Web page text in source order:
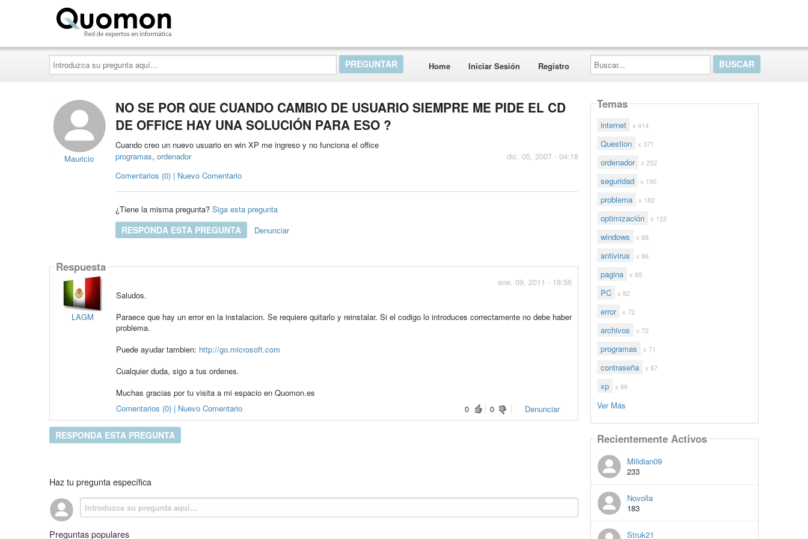
Introduzca
su
pregunta
aquí...
Home Iniciar Sesión Registro
Buscar...
Mauricio
NO SE POR QUE CUANDO CAMBIO DE USUARIO SIEMPRE ME PIDE EL CD
DE OFFICE HAY UNA SOLUCIÓN PARA ESO ?
Cuando creo un nuevo usuario en win XP me ingreso y no funciona el office
dic. 05, 2007 - 04:18
programas, ordenador
Comentarios (0) | Nuevo Comentario
¿Tiene la misma pregunta? Siga esta pregunta
RESPONDA ESTA PREGUNTA Denunciar
Respuesta
LAGM
ene. 09, 2011 - 18:56
Saludos.
Paraece que hay un error en la instalacion. Se requiere quitarlo y reinstalar. Si el codigo lo introduces correctamente no debe haber
problema.
Puede ayudar tambien: http://go.microsoft.com
Cualquier duda, sigo a tus ordenes.
Muchas gracias por tu visita a mi espacio en Quomon.es
0
0 Denunciar
Comentarios (0) | Nuevo Comentario
RESPONDA ESTA PREGUNTA
Haz tu pregunta específica
Preguntas populares
Temas
internet x 414
Question x 371
ordenador x 252
seguridad x 190
problema x 182
optimización x 122
windows x 88
antivirus x 86
pagina x 85
PC x 82
error x 72
archivos x 72
programas x 71
contraseña x 67
xp x 66
Ver Más
Recientemente Activos
Milidian09
233
Novolla
183
Struk21